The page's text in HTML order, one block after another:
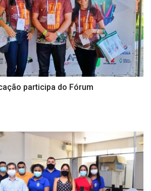
participa do Fórum